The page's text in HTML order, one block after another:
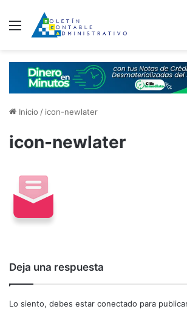
Menú
Inicio / icon-newlater
icon-newlater
Deja una respuesta
Lo siento, debes estar conectado para